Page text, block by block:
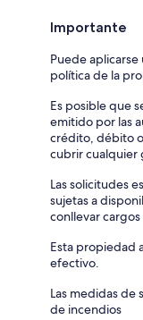
Importante
Puede
política de la
Es posible que
emitido por las
crédito, débito
cubrir cualquier
Las solicitudes
sujetas a
conllevar
Esta propiedad
efectivo.
Las medidas
de incendios